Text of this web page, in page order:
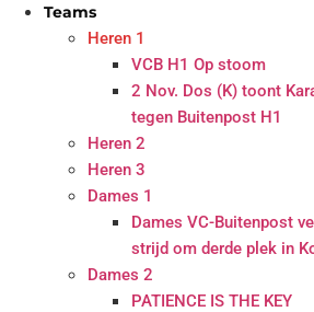
Teams
Heren 1
VCB H1 Op stoom
2 Nov. Dos (K) toont
tegen Buitenpost H1
Heren 2
Heren 3
Dames 1
Dames VC-Buitenpost
strijd om derde plek in
Dames 2
PATIENCE IS THE KEY